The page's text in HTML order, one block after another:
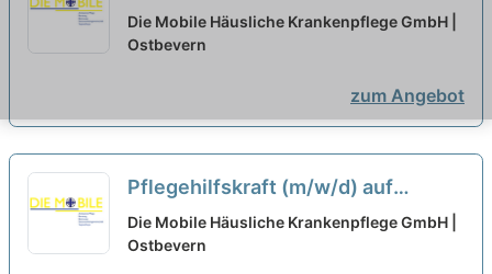
auf Minijob-Basis für
Wochenenddienste (Samstag und
Die Mobile Häusliche Krankenpflege GmbH |
Ostbevern
zum Angebot
Pflegehilfskraft (m/w/d) auf
Minijob-Basis für
Wochenenddienste - Hier können
Die Mobile Häusliche Krankenpflege GmbH |
Ostbevern